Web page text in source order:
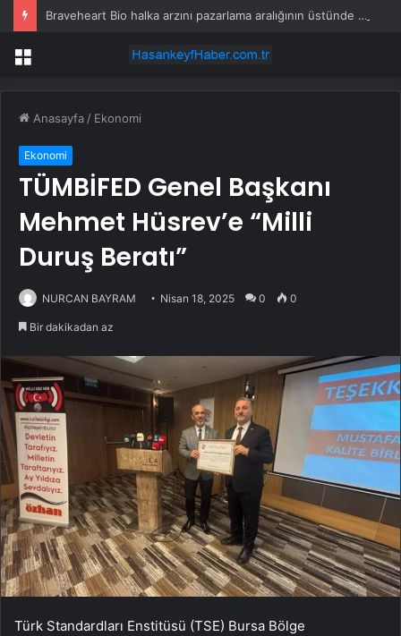
Braveheart Bio halka arzını pazarlama aralığının üstünde fiyatlandırıyor
Menü
Anasayfa / Ekonomi
Ekonomi
TÜMBİFED Genel Başkanı
Mehmet Hüsrev’e “Milli
Duruş Beratı”
NURCAN BAYRAM Nisan 18, 2025 0 0
Bir dakikadan az
Türk Standardları Enstitüsü (TSE) Bursa Bölge